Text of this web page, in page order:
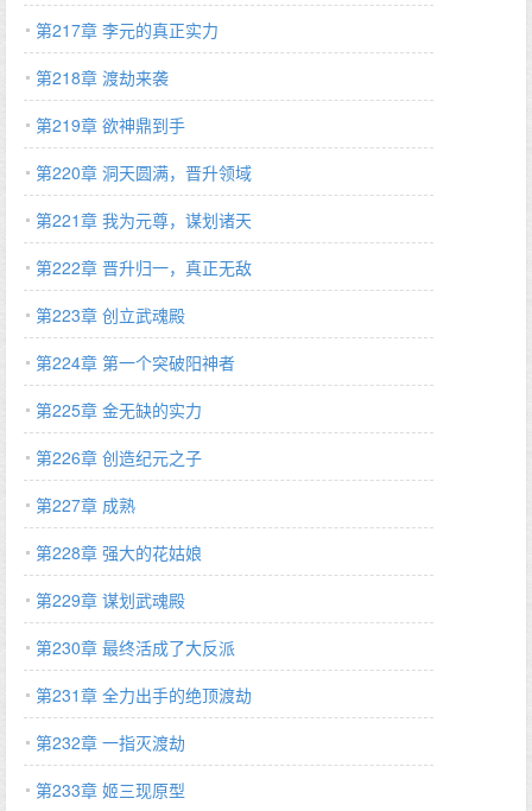
第217章 李元的真正实力
第218章 渡劫来袭
第219章 欲神鼎到手
第220章 洞天圆满，晋升领域
第221章 我为元尊，谋划诸天
第222章 晋升归一，真正无敌
第223章 创立武魂殿
第224章 第一个突破阳神者
第225章 金无缺的实力
第226章 创造纪元之子
第227章 成熟
第228章 强大的花姑娘
第229章 谋划武魂殿
第230章 最终活成了大反派
第231章 全力出手的绝顶渡劫
第232章 一指灭渡劫
第233章 姬三现原型